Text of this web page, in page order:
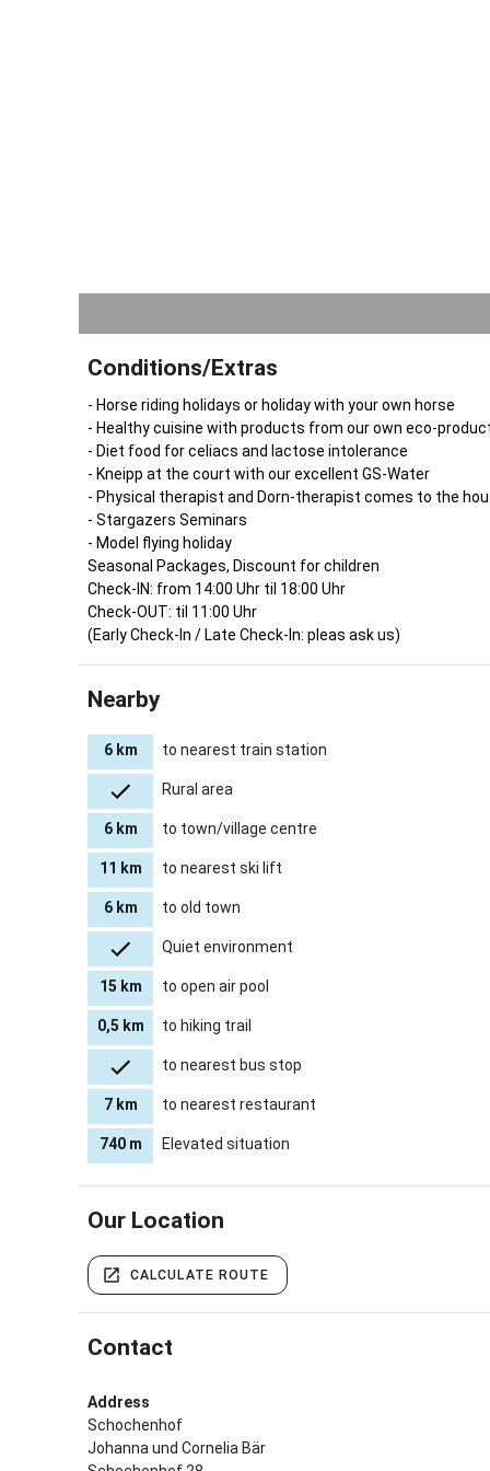
Erhalt
Tierwohl
uns
erhalten
Und in
täglichen
großen
Pferde auf
leiten. In
Unsere
Highlights
Um uns
und ein
kleinen
und
Altstadt
sorgen
Conditions/Extras
- Horse riding holidays or holiday with your own horse
- Healthy cuisine with products from our own eco-
- Diet food for celiacs and lactose intolerance
- Kneipp at the court with our excellent GS-Water
- Physical therapist and Dorn-therapist comes to the
- Stargazers Seminars
- Model flying holiday
Seasonal Packages, Discount for children
Check-IN: from 14:00 Uhr til 18:00 Uhr
Check-OUT: til 11:00 Uhr
(Early Check-In / Late Check-In: pleas ask us)
Nearby
6 km to nearest train station
Rural area
6 km to town/village centre
11 km to nearest ski lift
6 km to old town
Quiet environment
15 km to open air pool
0,5 km to hiking trail
to nearest bus stop
7 km to nearest restaurant
740 m Elevated situation
Our Location
CALCULATE ROUTE
Contact
Address
Schochenhof
Johanna und Cornelia Bär